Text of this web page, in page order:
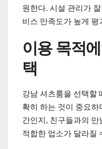
원한다. 시설 관리가
비스 만족도가 높게 평
이용 목적
택
강남 셔츠룸을 선택할
확히 하는 것이 중요
간인지, 친구들과의
적합한 업소가 달라질